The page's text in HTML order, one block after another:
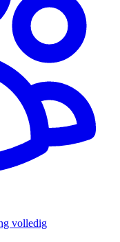
volledig